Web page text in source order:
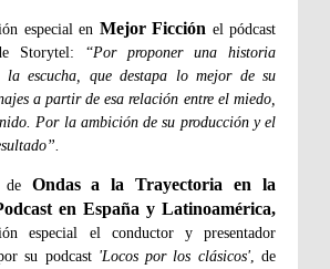
especial en Mejor Ficción el pódcast
Storytel: “Por proponer una historia
la escucha, que destapa lo mejor de su
a partir de esa relación entre el miedo,
Por la ambición de su producción y el
de Ondas a la Trayectoria en la
en España y Latinoamérica,
especial el conductor y presentador
su podcast 'Locos por los clásicos', de